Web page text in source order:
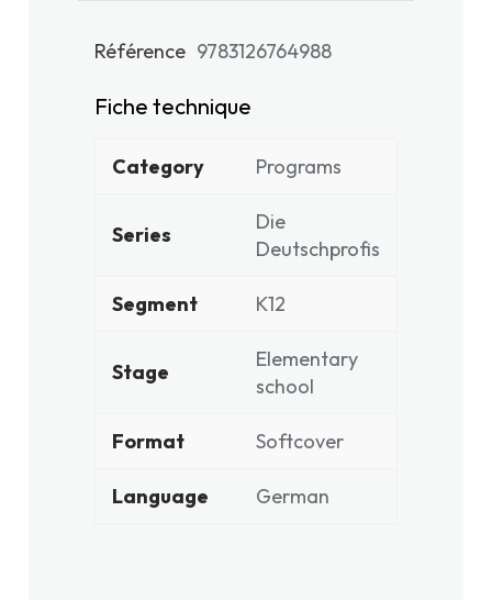
Référence 9783126764988
Fiche technique
Category Programs
Series
Die
Deutschprofis
Segment K12
Stage
Elementary
school
Format Softcover
Language German